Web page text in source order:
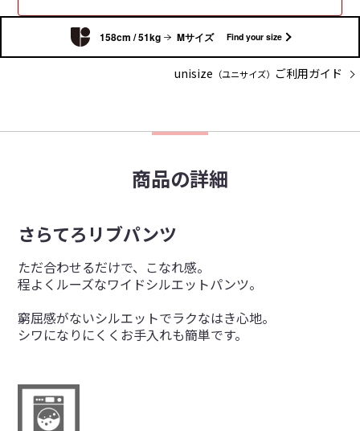
158cm / 51kg Mサイズ Find your size
unisize （ユニサイズ） ご利用ガイド
商品の詳細
さらてろリブパンツ
ただ合わせるだけで、こなれ感。
程よくルーズなワイドシルエットパンツ。
窮屈感がないシルエットでラクなはき心地。
シワになりにくくお手入れも簡単です。